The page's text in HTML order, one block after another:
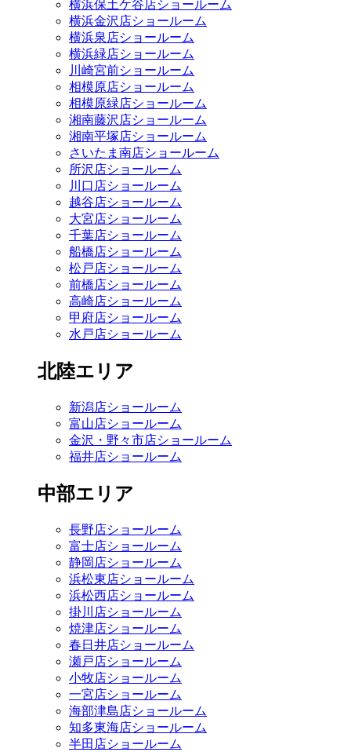
横浜保土ケ谷店ショールーム
横浜金沢店ショールーム
横浜泉店ショールーム
横浜緑店ショールーム
川崎宮前ショールーム
相模原店ショールーム
相模原緑店ショールーム
湘南藤沢店ショールーム
湘南平塚店ショールーム
さいたま南店ショールーム
所沢店ショールーム
川口店ショールーム
越谷店ショールーム
大宮店ショールーム
千葉店ショールーム
船橋店ショールーム
松戸店ショールーム
前橋店ショールーム
高崎店ショールーム
甲府店ショールーム
水戸店ショールーム
北陸エリア
新潟店ショールーム
富山店ショールーム
金沢・野々市店ショールーム
福井店ショールーム
中部エリア
長野店ショールーム
富士店ショールーム
静岡店ショールーム
浜松東店ショールーム
浜松西店ショールーム
掛川店ショールーム
焼津店ショールーム
春日井店ショールーム
瀬戸店ショールーム
小牧店ショールーム
一宮店ショールーム
海部津島店ショールーム
知多東海店ショールーム
半田店ショールーム